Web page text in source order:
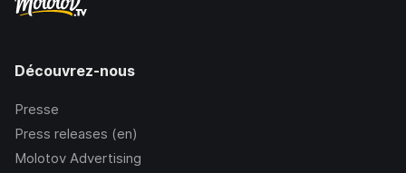
Découvrez-nous
Presse
Press releases (en)
Molotov Advertising